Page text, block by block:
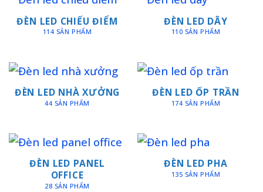
ĐÈN LED CHIẾU ĐIỂM
114 SẢN PHẨM
ĐÈN LED DÂY
110 SẢN PHẨM
ĐÈN LED NHÀ XƯỞNG
44 SẢN PHẨM
ĐÈN LED ỐP TRẦN
174 SẢN PHẨM
ĐÈN LED PANEL
OFFICE
28 SẢN PHẨM
ĐÈN LED PHA
135 SẢN PHẨM